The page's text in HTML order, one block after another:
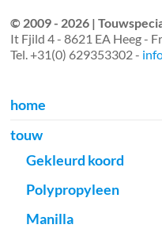
© 2009 - 2026 |
It Fjild 4 - 8621 EA Heeg -
Tel. +31(0) 629353302 -
home
touw
Gekleurd koord
Polypropyleen
Manilla